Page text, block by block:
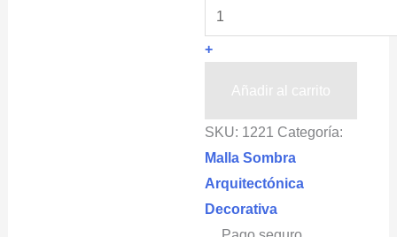
Para
Malla
Sombra
OBAMALLA®
4.2x50m
color
azul
cantidad
+
Añadir al carrito
SKU: 1221 Categoría:
Malla Sombra
Arquitectónica
Decorativa